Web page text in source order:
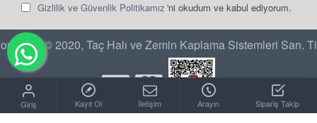
Gizlilik ve Güvenlik Politikamız 'ni okudum ve kabul ediyorum.
© 2020, Taç Halı ve Zemin Kaplama Sistemleri San.
Giriş Kayıt Ol İletişim Arayın Sipariş Takip